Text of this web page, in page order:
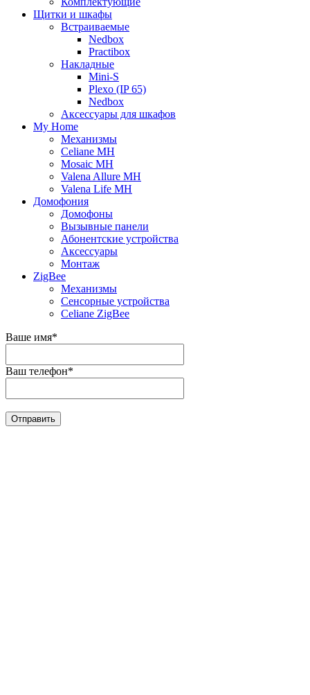
Щитки и шкафы
Встраиваемые
Nedbox
Practibox
Накладные
Mini-S
Plexo (IP 65)
Nedbox
Аксессуары для шкафов
My Home
Механизмы
Celiane MH
Mosaic MH
Valena Allure MH
Valena Life MH
Домофония
Домофоны
Вызывные панели
Абонентские устройства
Аксессуары
Монтаж
ZigBee
Механизмы
Сенсорные устройства
Celiane ZigBee
Ваше имя*
Ваш телефон*